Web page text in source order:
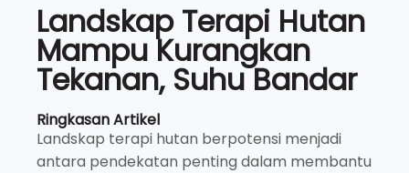
Landskap Terapi Hutan
Mampu Kurangkan
Tekanan, Suhu Bandar
Ringkasan Artikel
Landskap terapi hutan berpotensi menjadi
antara pendekatan penting dalam membantu